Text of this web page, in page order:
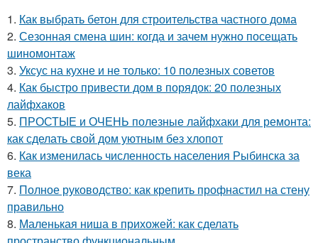
1. Как выбрать бетон для строительства частного дома
2. Сезонная смена шин: когда и зачем нужно посещать
шиномонтаж
3. Уксус на кухне и не только: 10 полезных советов
4. Как быстро привести дом в порядок: 20 полезных
лайфхаков
5. ПРОСТЫЕ и ОЧЕНЬ полезные лайфхаки для ремонта:
как сделать свой дом уютным без хлопот
6. Как изменилась численность населения Рыбинска за
века
7. Полное руководство: как крепить профнастил на стену
правильно
8. Маленькая ниша в прихожей: как сделать